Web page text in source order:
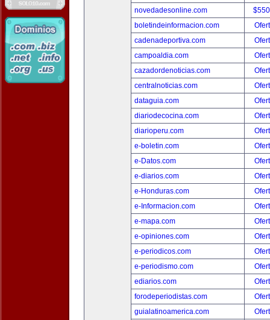
novedadesonline.com
boletindeinformacion.com
cadenadeportiva.com
campoaldia.com
cazadordenoticias.com
centralnoticias.com
dataguia.com
diariodecocina.com
diarioperu.com
e-boletin.com
e-Datos.com
e-diarios.com
e-Honduras.com
e-Informacion.com
e-mapa.com
e-opiniones.com
e-periodicos.com
e-periodismo.com
ediarios.com
forodeperiodistas.com
guialatinoamerica.com